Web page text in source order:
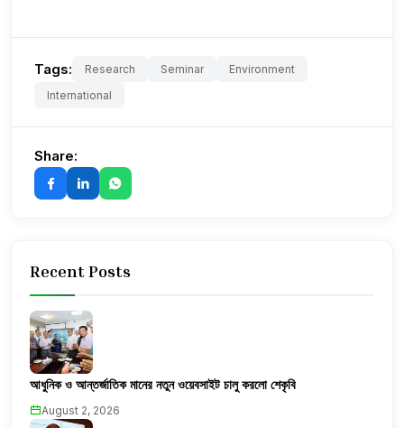
Tags: Research Seminar
Environment
International
Share:
Recent Posts
আধুনিক ও আন্তর্জাতিক মানের নতুন ওয়েবসাইট চালু করলো শেকৃবি
August 2, 2026